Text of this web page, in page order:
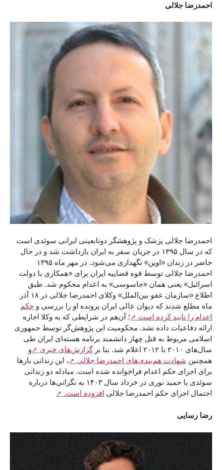
احمدرضا جلالی
احمدرضا جلالی پزشک و پژوهشگر دوتابعیتی ایرانی سوئدی است
که در سال ۱۳۹۵ در جریان سفر به ایران بازداشت شد و در حال
حاضر در زندان «اوین» نگهداری می‌شود. در مهر ماه ۱۳۹۵
احمدرضا جلالی توسط قوه قضاییه ایران برای «همکاری با دولت
اسرائیل» یعنی همان «جاسوسی» به اعدام محکوم شد. طبق
اطلاع «سازمان عفو بین‌الملل» وکلای احمدرضا جلالی در ۱۸ آذر
ماه مطلع شدند که دیوان عالی ایران پرونده او را بررسی و حکم
اعدام را تایید کرده است
؛ آن‌هم در شرایطی که به وکلا اجازه
ارائه دفاعیات داده نشد. محکومیت این پژوهش‌گر توسط جمهوری
اسلامی مربوط به قتل چهار دانشمند برنامه هسته‌ای ایران طی
سال‌های ۲۰۱۰ تا ۲۰۱۲ اعلام شد. بنا بر
گزارش‌های خبری
و
همچنین شهادت هم‌بندی‌های احمدرضا جلالی
، این زندانی بارها
برای اجرای حکم اعدام فراخوانده شده است. مبادله دو زندانی
سوئدی با حمید نوری در خرداد سال ۱۴۰۳ به نگرانی‌ها درباره
احتمال اجرای حکم احمدرضا جلالی افزوده است.
رضا رسایی